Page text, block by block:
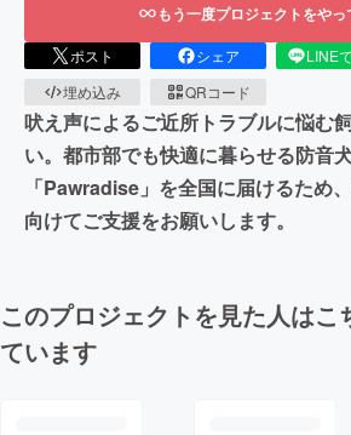
もう一度プロジェクトをや
ポスト シェア LINE
埋め込み
QRコード
吠え声によるご近所トラブルに悩む
い。都市部でも快適に暮らせる防音
「Pawradise」を全国に届けるため
向けてご支援をお願いします。
このプロジェクトを見た人はこ
ています